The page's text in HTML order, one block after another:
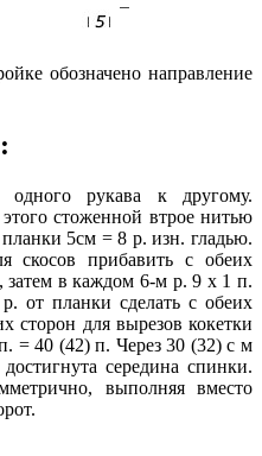
обозначено направление
рукава к другому.
стоженной втрое нитью
5см = 8 р. изн. гладью.
скосов прибавить с обеих
в каждом 6-м р. 9 х 1 п.
от планки сделать с обеих
сторон для вырезов кокетки
= 40 (42) п. Через 30 (32) с м
середина спинки.
выполняя вместо